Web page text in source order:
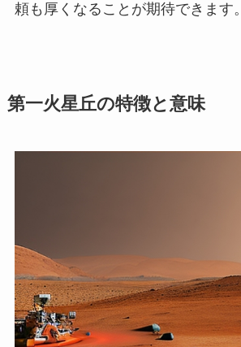
頼も厚くなることが期待できます。
第一火星丘の特徴と意味